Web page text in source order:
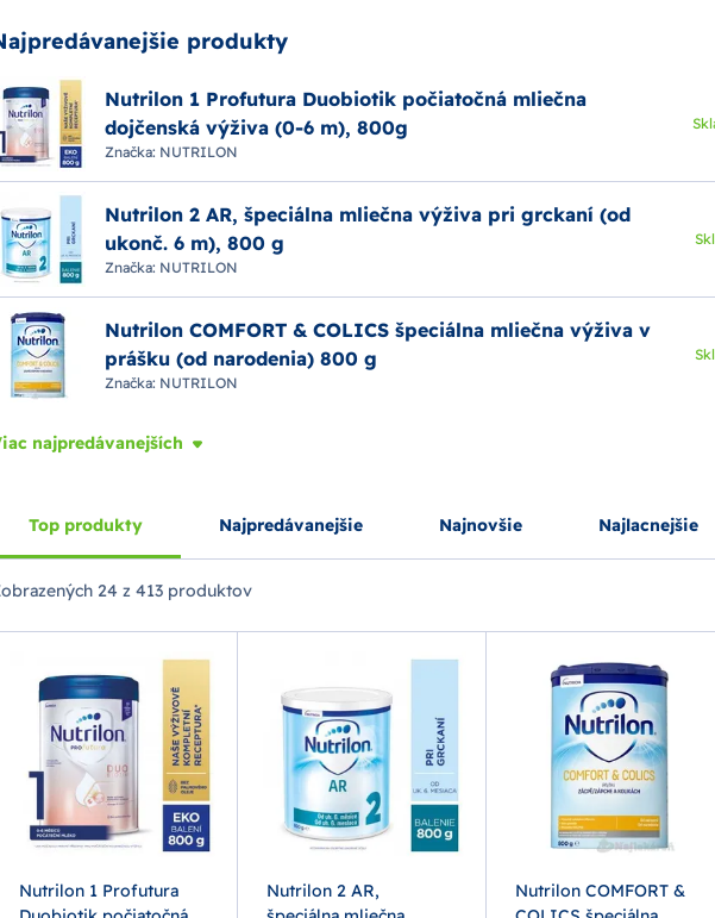
produkty
Nutrilon 1 Profutura Duobiotik počiatočná mliečna
dojčenská výživa (0-6 m), 800g
Značka: NUTRILON
Nutrilon 2 AR, špeciálna mliečna výživa pri grckaní (od
ukonč. 6 m), 800 g
Značka: NUTRILON
Nutrilon COMFORT & COLICS špeciálna mliečna výživa v
prášku (od narodenia) 800 g
Značka: NUTRILON
najpredávanejších
Top produkty Najpredávanejšie Najnovšie Najlacnejšie
24 z 413 produktov
Nutrilon 1 Profutura
Nutrilon 2 AR,
Nutrilon COMFORT &